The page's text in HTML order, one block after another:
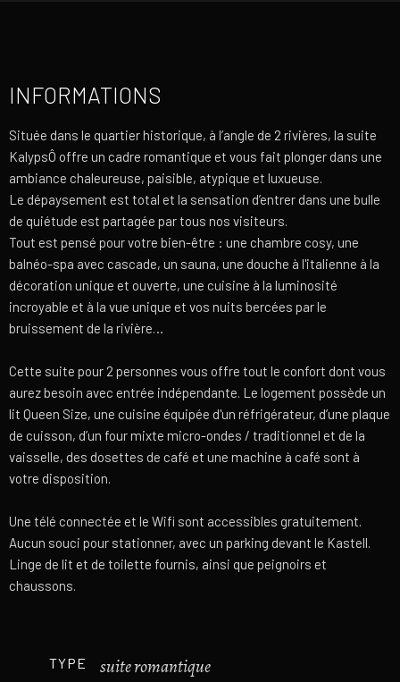
INFORMATIONS
Située dans le quartier historique, à l’angle de 2 rivières, la suite
KalypsÔ offre un cadre romantique et vous fait plonger dans une
ambiance chaleureuse, paisible, atypique et luxueuse.
Le dépaysement est total et la sensation d’entrer dans une bulle
de quiétude est partagée par tous nos visiteurs.
Tout est pensé pour votre bien-être : une chambre cosy, une
balnéo-spa avec cascade, un sauna, une douche à l'italienne à la
décoration unique et ouverte, une cuisine à la luminosité
incroyable et à la vue unique et vos nuits bercées par le
bruissement de la rivière…
Cette suite pour 2 personnes vous offre tout le confort dont vous
aurez besoin avec entrée indépendante. Le logement possède un
lit Queen Size, une cuisine équipée d'un réfrigérateur, d’une plaque
de cuisson, d’un four mixte micro-ondes / traditionnel et de la
vaisselle, des dosettes de café et une machine à café sont à
votre disposition.
Une télé connectée et le Wifi sont accessibles gratuitement.
Aucun souci pour stationner, avec un parking devant le Kastell.
Linge de lit et de toilette fournis, ainsi que peignoirs et
chaussons.
TYPE suite romantique